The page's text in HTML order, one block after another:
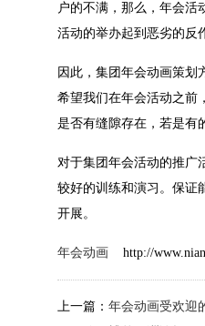
户的不满，那么，年会活
活动的举办起到恶劣的反
因此，集团年会动画策划
希望我们在年会活动之前
是否有缝隙存在，若是有
对于集团年会活动的推广
较好的训练和演习。保证
开展。
年会动画 http://
上一篇： 年会动画受欢迎